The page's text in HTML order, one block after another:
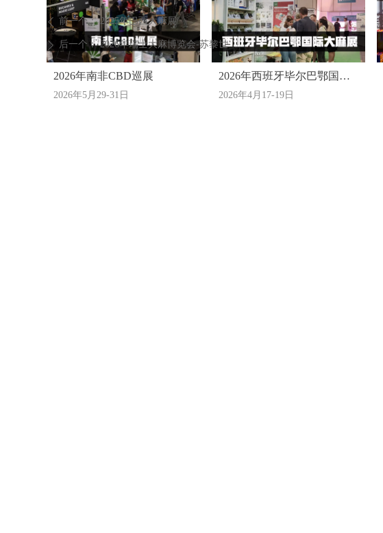
ꄴ 前一个： 2025年巴西大麻展
ꄲ 后一个： 2026年瑞士大麻博览会-苏黎世
2026年南非CBD巡展
2026年5月29-31日
2026年西班牙毕尔巴鄂国际
大麻展
2026年4月17-19日